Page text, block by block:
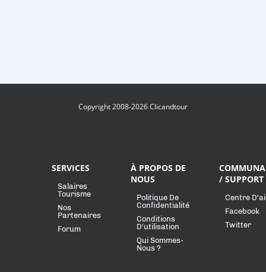
Copyright 2008-2026 Clicandtour
SERVICES
Salaires
Tourisme
Nos
Partenaires
Forum
À PROPOS DE
NOUS
Politique De
Confidentialité
Conditions
D'utilisation
Qui Sommes-
Nous ?
/ SUPPORT
Centre
Facebook
Twitter